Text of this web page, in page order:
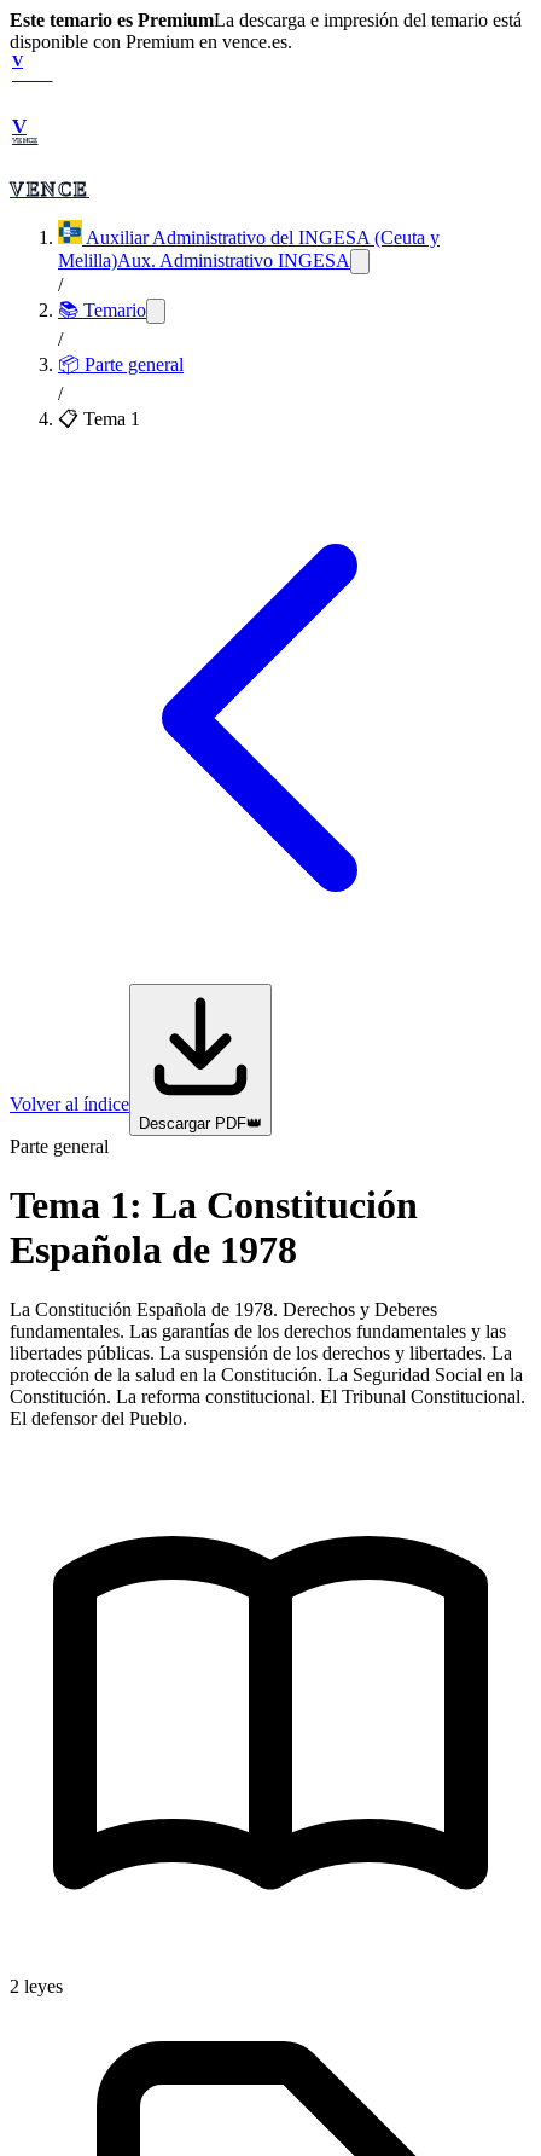
Este temario es PremiumLa descarga e impresión del temario está
disponible con Premium en vence.es.
V
V
VENCE
VENCE
Auxiliar Administrativo del INGESA (Ceuta y
Melilla)Aux. Administrativo INGESA
/
📚 Temario
/
📦 Parte general
/
📋 Tema 1
Volver al índice
Descargar PDF👑
Parte general
Tema 1: La Constitución
Española de 1978
La Constitución Española de 1978. Derechos y Deberes
fundamentales. Las garantías de los derechos fundamentales y las
libertades públicas. La suspensión de los derechos y libertades. La
protección de la salud en la Constitución. La Seguridad Social en la
Constitución. La reforma constitucional. El Tribunal Constitucional.
El defensor del Pueblo.
2 leyes